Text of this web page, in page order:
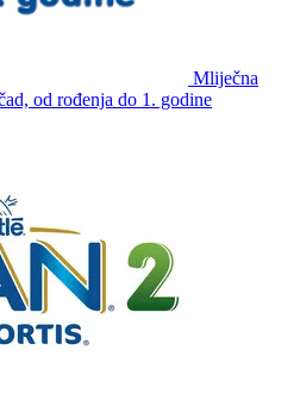
Mliječna
od rođenja do 1. godine